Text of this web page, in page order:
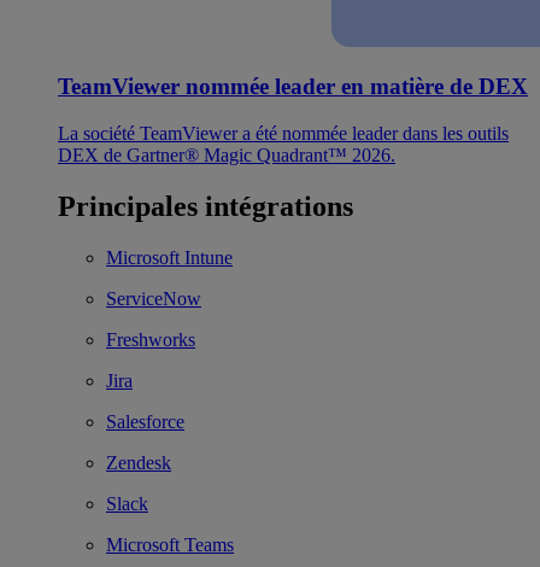
TeamViewer nommée leader en matière de DEX
La société TeamViewer a été nommée leader dans les outils
DEX de Gartner® Magic Quadrant™ 2026.
Principales intégrations
Microsoft Intune
ServiceNow
Freshworks
Jira
Salesforce
Zendesk
Slack
Microsoft Teams